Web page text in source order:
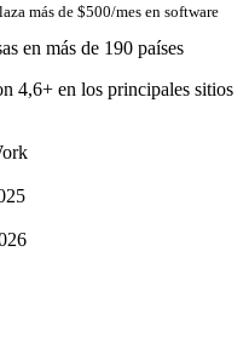
más de $500/mes en software
en más de 190 países
4,6+ en los principales sitios